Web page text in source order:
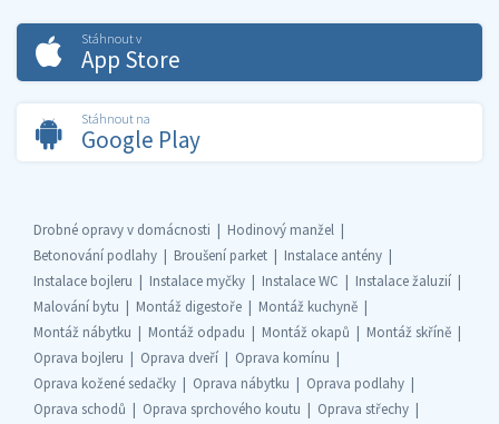
Stáhnout v
App Store
Stáhnout na
Google Play
Drobné opravy v domácnosti
Hodinový manžel
Betonování podlahy
Broušení parket
Instalace antény
Instalace bojleru
Instalace myčky Instalace WC
Instalace žaluzií
Malování bytu
Montáž digestoře
Montáž kuchyně
Montáž nábytku
Montáž odpadu Montáž okapů
Montáž skříně
Oprava bojleru
Oprava dveří
Oprava komínu
Oprava kožené sedačky
Oprava nábytku
Oprava podlahy
Oprava schodů
Oprava sprchového koutu
Oprava střechy